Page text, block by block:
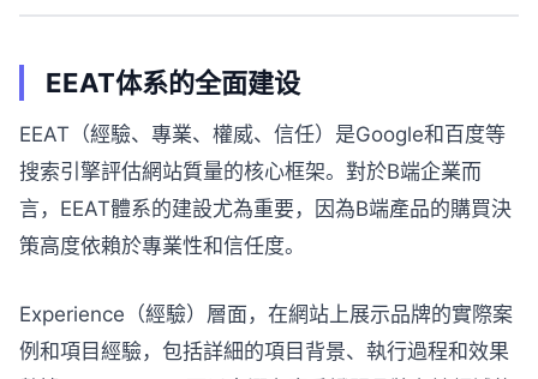
EEAT体系的全面建设
EEAT（經驗、專業、權威、信任）是Google和百度等
搜索引擎評估網站質量的核心框架。對於B端企業而
言，EEAT體系的建設尤為重要，因為B端產品的購買決
策高度依賴於專業性和信任度。
Experience（經驗）層面，在網站上展示品牌的實際案
例和項目經驗，包括詳細的項目背景、執行過程和效果